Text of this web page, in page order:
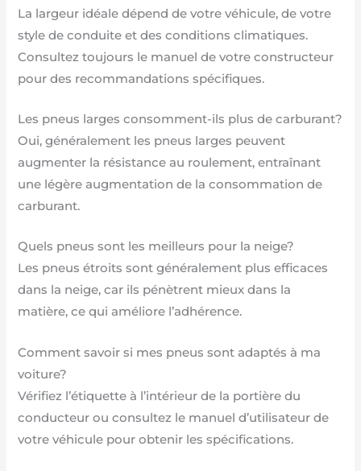
La largeur idéale dépend de votre véhicule, de votre
style de conduite et des conditions climatiques.
Consultez toujours le manuel de votre constructeur
pour des recommandations spécifiques.
Les pneus larges consomment-ils plus de carburant?
Oui, généralement les pneus larges peuvent
augmenter la résistance au roulement, entraînant
une légère augmentation de la consommation de
carburant.
Quels pneus sont les meilleurs pour la neige?
Les pneus étroits sont généralement plus efficaces
dans la neige, car ils pénètrent mieux dans la
matière, ce qui améliore l’adhérence.
Comment savoir si mes pneus sont adaptés à ma
voiture?
Vérifiez l’étiquette à l’intérieur de la portière du
conducteur ou consultez le manuel d’utilisateur de
votre véhicule pour obtenir les spécifications.